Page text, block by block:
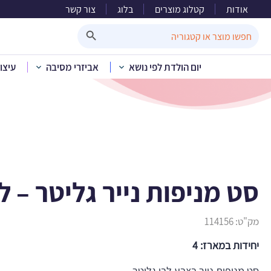
אודות קטלוג מוצרים בלוג צור קשר
for:
יום הולדת לפי נושא אביזרי מסיבה
בית »קטלוג
סט מניפות נייר גליטר –
מק"ט:114156
יחידות במארז: 4